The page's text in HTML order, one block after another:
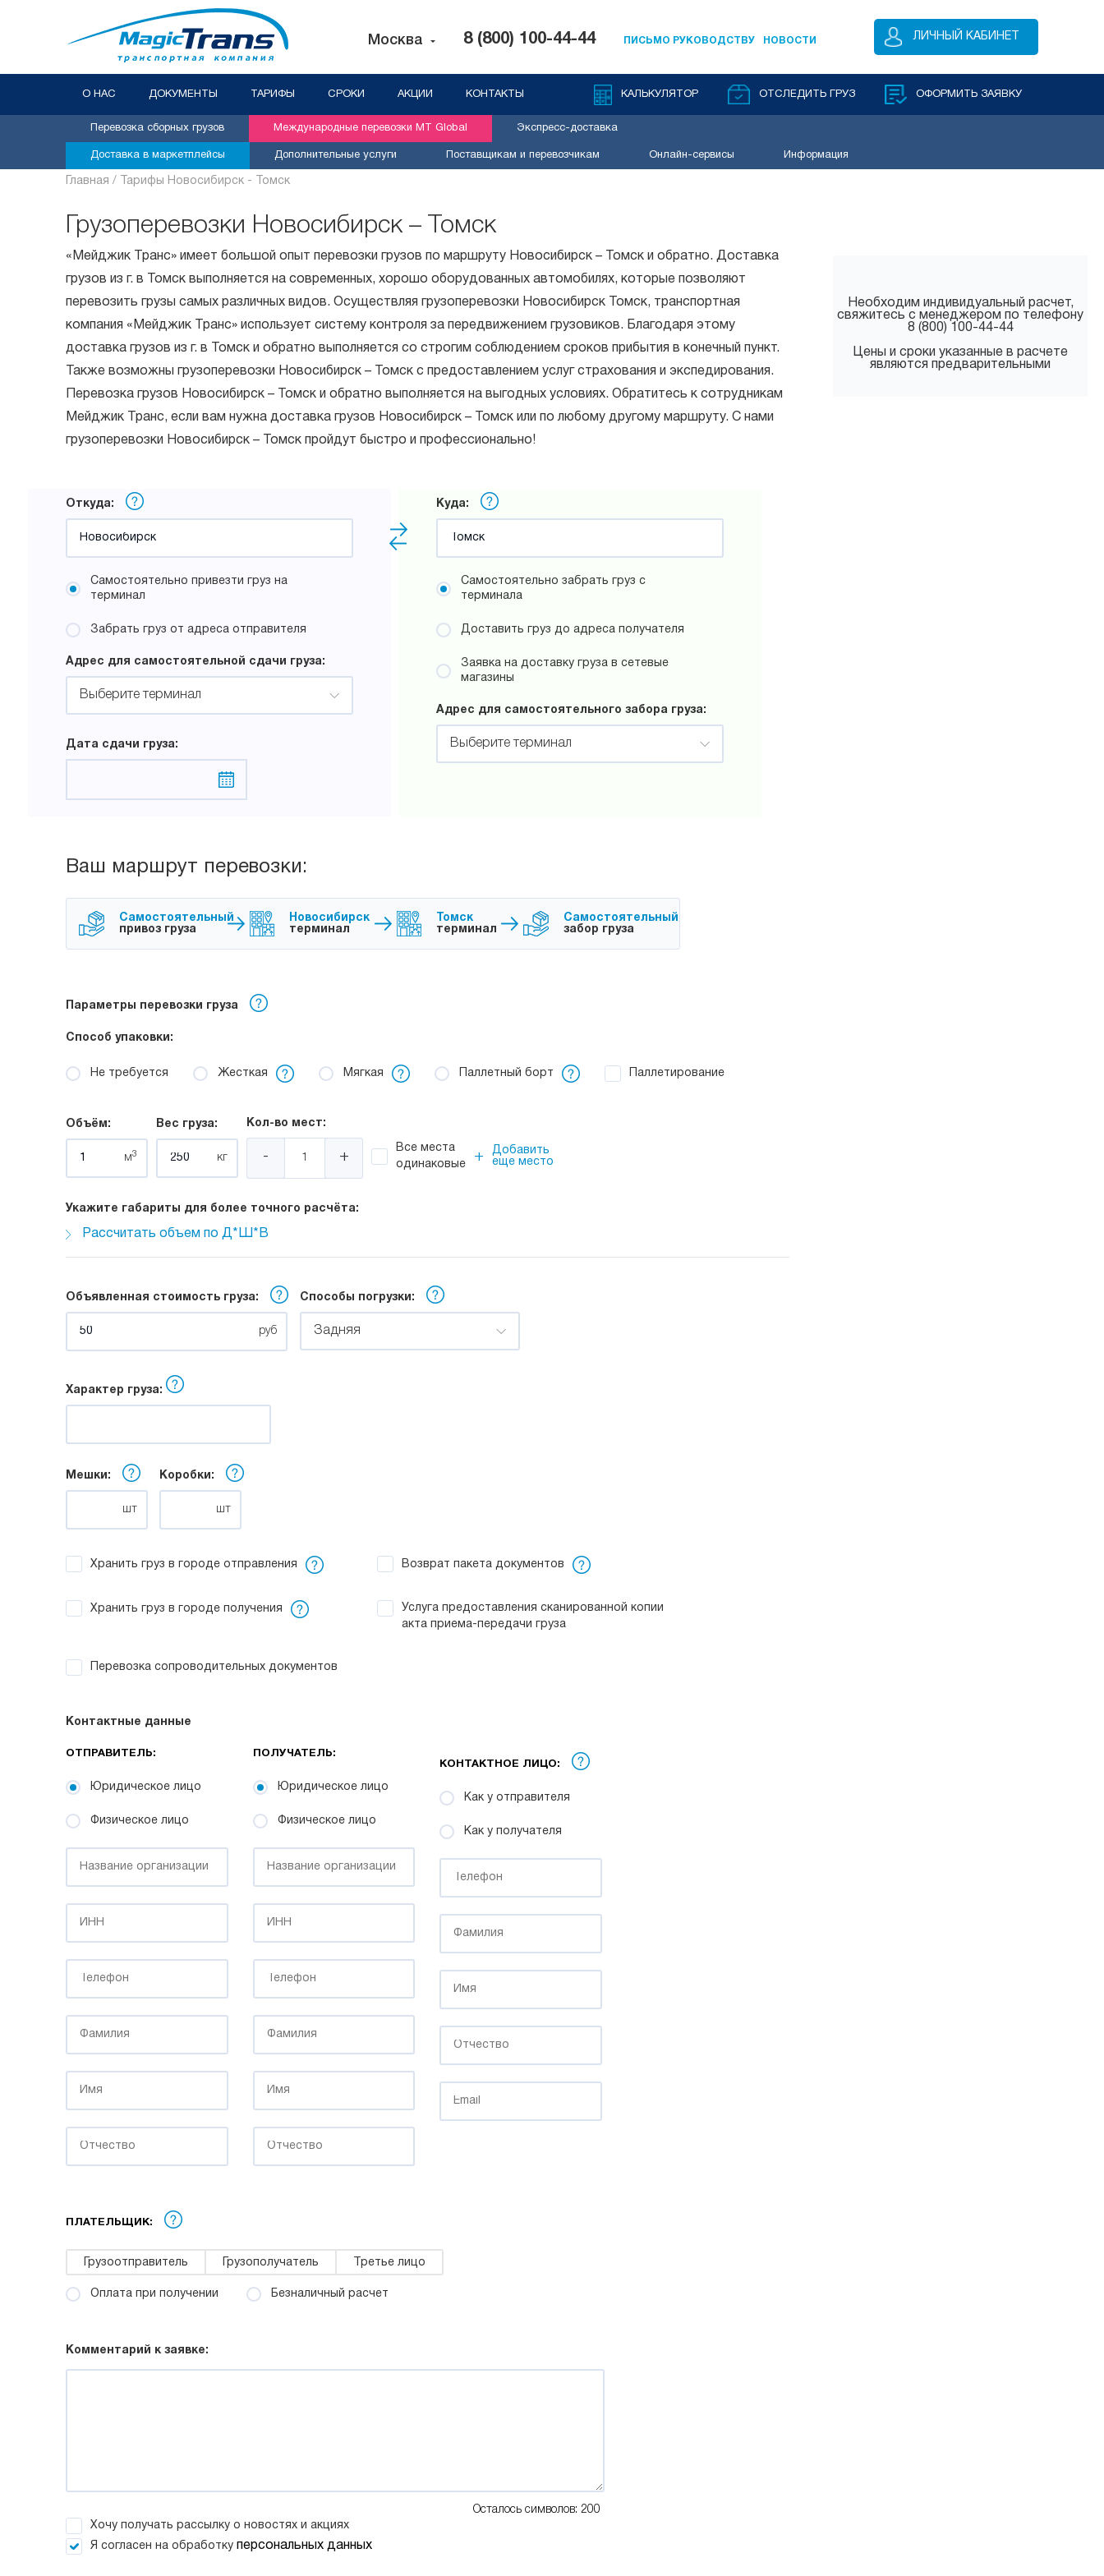
Москва 8 (800) 100-44-44 ПИСЬМО РУКОВОДСТВУ НОВОСТИ ЛИЧНЫЙ КАБИНЕТ
О НАС ДОКУМЕНТЫ ТАРИФЫ СРОКИ АКЦИИ КОНТАКТЫ КАЛЬКУЛЯТОР ОТСЛЕДИТЬ ГРУЗ ОФОРМИТЬ ЗАЯВКУ
Перевозка сборных грузов Международные перевозки MT Global Экспресс-доставка
Доставка в маркетплейсы Дополнительные услуги Поставщикам и перевозчикам Онлайн-сервисы Информация
Главная / Тарифы Новосибирск - Томск
Грузоперевозки Новосибирск – Томск
«Мейджик Транс» имеет большой опыт перевозки грузов по маршруту Новосибирск – Томск и обратно. Доставка
грузов из г. в Томск выполняется на современных, хорошо оборудованных автомобилях, которые позволяют
перевозить грузы самых различных видов. Осуществляя грузоперевозки Новосибирск Томск, транспортная
компания «Мейджик Транс» использует систему контроля за передвижением грузовиков. Благодаря этому
доставка грузов из г. в Томск и обратно выполняется со строгим соблюдением сроков прибытия в конечный пункт.
Также возможны грузоперевозки Новосибирск – Томск с предоставлением услуг страхования и экспедирования.
Перевозка грузов Новосибирск – Томск и обратно выполняется на выгодных условиях. Обратитесь к сотрудникам
Мейджик Транс, если вам нужна доставка грузов Новосибирск – Томск или по любому другому маршруту. С нами
грузоперевозки Новосибирск – Томск пройдут быстро и профессионально!
Откуда:
Самостоятельно привезти груз на
терминал
Забрать груз от адреса отправителя
Адрес для самостоятельной сдачи груза:
Выберите терминал
Дата сдачи груза:
Куда:
Самостоятельно забрать груз с
терминала
Доставить груз до адреса получателя
Заявка на доставку груза в сетевые
магазины
Адрес для самостоятельного забора груза:
Выберите терминал
Ваш маршрут перевозки:
Самостоятельный
привоз груза
Новосибирск
терминал
Томск
терминал
Самостоятельный
забор груза
Параметры перевозки груза
Способ упаковки:
Не требуется Жесткая Мягкая Паллетный борт Паллетирование
Укажите габариты для более точного расчёта:
Рассчитать объем по Д*Ш*В
Объём:
м3
Вес груза:
кг
Кол-во мест:
- +
Все места
одинаковые
+
Добавить
еще место
Объявленная стоимость груза:
руб
Способы погрузки:
Задняя
Характер груза:
Мешки:
шт
Коробки:
шт
Хранить груз в городе отправления Возврат пакета документов
Хранить груз в городе получения
Услуга предоставления сканированной копии
акта приема-передачи груза
Перевозка сопроводительных документов
Контактные данные
ОТПРАВИТЕЛЬ:
Юридическое лицо
Физическое лицо
ПОЛУЧАТЕЛЬ:
Юридическое лицо
Физическое лицо
КОНТАКТНОЕ ЛИЦО:
Как у отправителя
Как у получателя
ПЛАТЕЛЬЩИК:
Грузоотправитель Грузополучатель Третье лицо
Оплата при получении Безналичный расчет
Комментарий к заявке:
Осталось символов: 200
Хочу получать рассылку о новостях и акциях
Я согласен на обработку персональных данных
Необходим индивидуальный расчет,
свяжитесь с менеджером по телефону
8 (800) 100-44-44
Цены и сроки указанные в расчете
являются предварительными